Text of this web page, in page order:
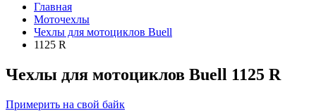
Главная
Моточехлы
Чехлы для мотоциклов Buell
1125 R
Чехлы для мотоциклов Buell 1125 R
Примерить на свой байк